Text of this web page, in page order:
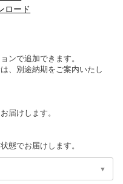
ロード
ンで追加できます。
、別途納期をご案内いたし
届けします。
態でお届けします。